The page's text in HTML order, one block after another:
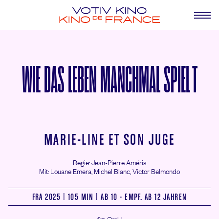
WIE DAS LEBEN MANCHMAL SPIELT
MARIE-LINE ET SON JUGE
Regie: Jean-Pierre Améris
Mit: Louane Emera, Michel Blanc, Victor Belmondo
FRA 2025 | 105 MIN | AB 10 - EMPF. AB 12 JAHREN